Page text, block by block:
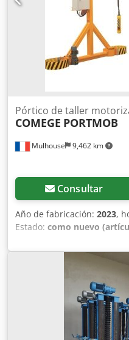
Mulhouse 9,462 km
Pórtico de taller
COMEGE PORTMOB
Consultar
Año de fabricación: 2023,
Estado: como nuevo
totalmente
1,600 kg, Pórtico
Aovrih Neqlsa Recorrido
1600 Kg. Mando a
inalámbrico. Fotos bajo